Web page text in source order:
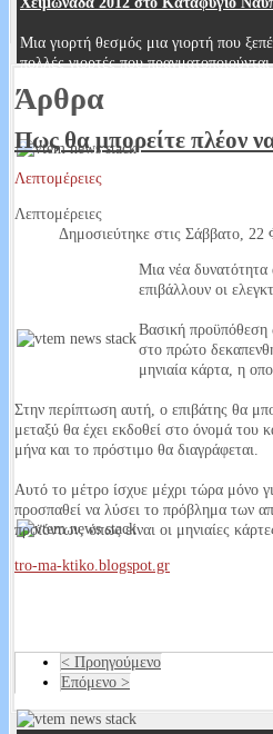
Μια γιορτή θεσμός μια γιορτή που
πολλές γιορτές που
Read More...
Ο Αμορανίτης, Τριαντάφυλλος
Έχω μάτια και βλέπω. Σοκάρουν τα
Στις τελευταίες βουλευτικές
Σύμφωνα με τις τελευταίες
Που είναι οι εικόνες οεο;
Καυτή πατάτα που κανένας δεν τη
Read More...
Άρθρα
Πως θα μπορείτε πλέον
Λεπτομέρειες
Λεπτομέρειες
Δημοσιεύτηκε στις Σάββατο, 22
Μια νέα
επιβάλλουν οι
Βασική προϋπόθεση
στο πρώτο
μηνιαία κάρτα, η
Στην περίπτωση αυτή, ο επιβάτης θα
μεταξύ θα έχει εκδοθεί στο όνομά του
μήνα και το πρόστιμο θα διαγράφεται.
Αυτό το μέτρο ίσχυε μέχρι τώρα
προσπαθεί να λύσει το πρόβλημα των
προϊόντων, όπως είναι οι μηνιαίες
tro-ma-ktiko.blogspot.gr
< Προηγούμενο
Επόμενο >